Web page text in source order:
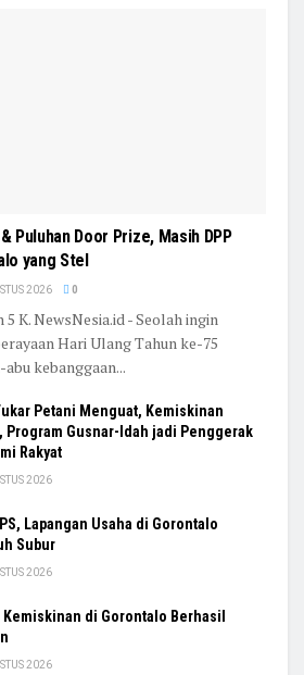
Puluhan Door Prize, Masih DPP
yang Stel
2026 0
K. NewsNesia.id - Seolah ingin
Hari Ulang Tahun ke-75
kebanggaan...
Petani Menguat, Kemiskinan
Program Gusnar-Idah jadi Penggerak
Rakyat
2026
Lapangan Usaha di Gorontalo
Subur
2026
Kemiskinan di Gorontalo Berhasil
2026